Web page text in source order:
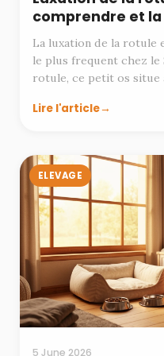
comprendre et
La luxation de la rotule
le plus frequent chez
rotule, ce petit os situe
Lire l'article
ELEVAGE
5 June 2026